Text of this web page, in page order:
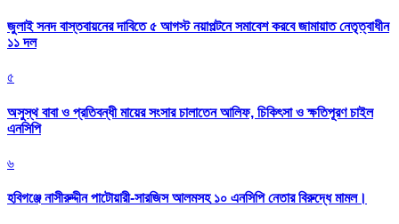
জুলাই সনদ বাস্তবায়নের দাবিতে ৫ আগস্ট নয়াপল্টনে সমাবেশ করবে জামায়াত নেতৃত্বাধীন
১১ দল
৫
অসুস্থ বাবা ও প্রতিবন্ধী মায়ের সংসার চালাতেন আলিফ, চিকিৎসা ও ক্ষতিপূরণ চাইল
এনসিপি
৬
হবিগঞ্জে নাসীরুদ্দীন পাটোয়ারী-সারজিস আলমসহ ১০ এনসিপি নেতার বিরুদ্ধে মামল।